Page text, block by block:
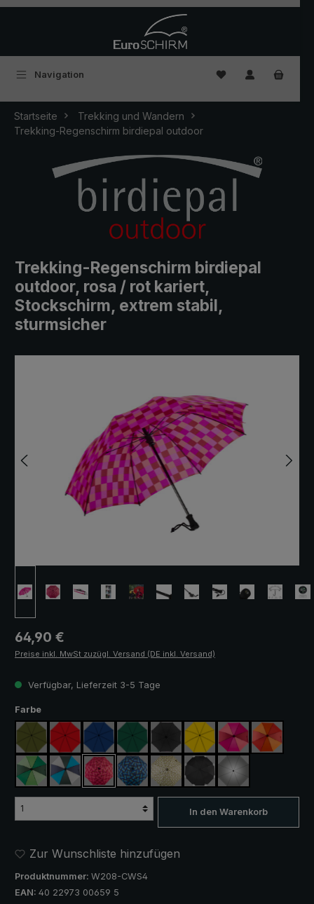
Navigation Du hast 0
Startseite
Trekking und Wandern
Trekking-Regenschirm birdiepal outdoor
Trekking-Regenschirm birdiepal
outdoor, rosa / rot kariert,
Stockschirm, extrem stabil,
sturmsicher
Regulärer Preis:
64,90 €
Preise inkl. MwSt zuzügl. Versand (DE inkl. Versand)
Verfügbar, Lieferzeit 3-5 Tage
Farbeauswählen
olivgrün rot königsblaudunkelgrünschwarzgelb pink / rot / weinrot
orange /
hellgrün / dunkelgrün
blau / grün / grau rosa / rot kariert
blau / grün kariert
camouflageschwarz, mit Reflektoren
silber, UV-Schutz
In den Warenkorb
Zur Wunschliste hinzufügen
Produktnummer: W208-CWS4
EAN: 40 22973 00659 5